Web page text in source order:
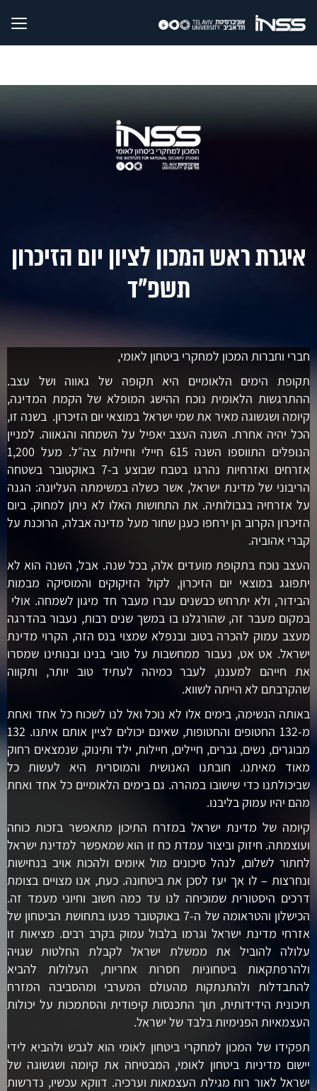
איגרת ראש המכון לציון יום הזיכרון
תשפ"ד
חברי וחברות המכון למחקרי ביטחון לאומי,
תקופת הימים הלאומיים היא תקופה של גאווה ושל עצב.
ההתרגשות הלאומית נוכח ההישג המופלא של הקמת המדינה,
קיומה ושגשוגה מאיר את שמי ישראל במוצאי יום הזיכרון. בשנה זו,
הכל יהיה אחרת. השנה העצב יאפיל על השמחה והגאווה. למניין
הנופלים התווספו השנה 615 חיילי וחיילות צה״ל. מעל 1,200
אזרחים ואזרחיות נהרגו בטבח שבוצע ב-7 באוקטובר בשטחה
הריבוני של מדינת ישראל, אשר כשלה במשימתה העליונה: הגנה
על אזרחיה בגבולותיה. את התחושות האלו לא ניתן למחוק. ביום
הזיכרון הקרוב הן ירחפו כענן שחור מעל מדינה אבלה, הרוכנת על
קברי אהוביה.
העצב נוכח בתקופת מועדים אלה, בכל שנה. אבל, השנה הוא לא
יתפוגג במוצאי יום הזיכרון, לקול הזיקוקים והמוסיקה מבמות
הבידור, ולא יתרחש כבשנים עברו מעבר חד מיגון לשמחה. אולי
במקום מעבר זה, שהורגלנו בו במשך שנים רבות, נעבור בהדרגה
מעצב עמוק להכרה בטוב ובנפלא שמצוי בנס הזה, הקרוי מדינת
ישראל. אט אט, נעבור ממחשבות על טובי בנינו ובנותינו שמסרו
את חייהם למעננו, לעבר כמיהה לעתיד טוב יותר, ותקווה
שהקרבתם לא הייתה לשווא.
באותה הנשימה, בימים אלו לא נוכל ואל לנו לשכוח כל אחד ואחת
מ-132 החטופים והחטופות, שאינם יכולים לציין אותם איתנו. 132
מבוגרים, נשים, גברים, חיילים, חיילות, ילד ותינוק, שנמצאים רחוק
מאוד מאיתנו. חובתנו האנושית והמוסרית היא לעשות כל
שביכולתנו כדי שישובו במהרה. גם בימים הלאומיים כל אחד ואחת
מהם יהיו עמוק בליבנו.
קיומה של מדינת ישראל במזרח התיכון מתאפשר בזכות כוחה
ועוצמתה. חיזוק וביצור עמדת כח זו הוא שמאפשר למדינת ישראל
לחתור לשלום, לנהל סיכונים מול איומים ולהכות אויב בנחישות
ונחרצות – לו אך יעז לסכן את ביטחונה. כעת, אנו מצויים בצומת
דרכים היסטורית שמוכיחה לנו עד כמה חשוב וחיוני מעמד זה.
הכישלון והטראומה של ה-7 באוקטובר פגעו בתחושת הביטחון של
אזרחי מדינת ישראל וגרמו בלבול עמוק בקרב רבים. מציאות זו
עלולה להוביל את ממשלת ישראל לקבלת החלטות שגויה
ולהרפתקאות ביטחוניות חסרות אחריות, העלולות להביא
להתבדלות ולהתנתקות מהעולם המערבי ומהסביבה המזרח
תיכונית הידידותית, תוך התכנסות קיפודית והסתמכות על יכולות
העצמאיות הפנימיות בלבד של ישראל.
תפקידו של המכון למחקרי ביטחון לאומי הוא לגבש ולהביא לידי
יישום מדיניות ביטחון לאומי, המבטיחה את קיומה ושגשוגה של
ישראל לאור רוח מגילת העצמאות וערכיה. דווקא עכשיו, נדרשות